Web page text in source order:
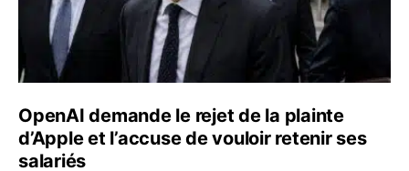
OpenAI demande le rejet de la plainte
d’Apple et l’accuse de vouloir retenir ses
salariés